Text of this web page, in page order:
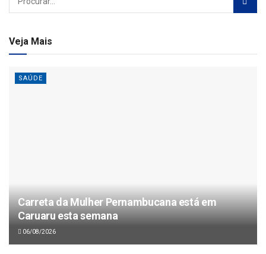
Veja Mais
SAÚDE
Carreta da Mulher Pernambucana está em
Caruaru esta semana
06/08/2026